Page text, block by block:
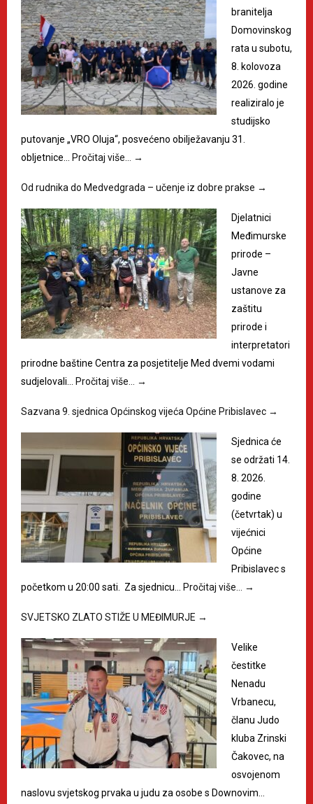
branitelja
Domovinskog
rata u subotu,
8. kolovoza
2026. godine
realiziralo je
studijsko
putovanje „VRO Oluja“, posvećeno obilježavanju 31.
obljetnice…
Pročitaj više… →
Od rudnika do Medvedgrada – učenje iz dobre prakse →
Djelatnici
Međimurske
prirode –
Javne
ustanove za
zaštitu
prirode i
interpretatori
prirodne baštine Centra za posjetitelje Med dvemi vodami
sudjelovali…
Pročitaj više… →
Sazvana 9. sjednica Općinskog vijeća Općine Pribislavec →
Sjednica će
se održati 14.
8. 2026.
godine
(četvrtak) u
vijećnici
Općine
Pribislavec s
početkom u 20:00 sati. Za sjednicu…
Pročitaj više… →
SVJETSKO ZLATO STIŽE U MEĐIMURJE →
Velike
čestitke
Nenadu
Vrbanecu,
članu Judo
kluba Zrinski
Čakovec, na
osvojenom
naslovu svjetskog prvaka u judu za osobe s Downovim…